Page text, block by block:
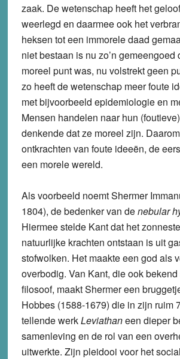
zaak. De wetenschap heeft het
weerlegd en daarmee ook het
heksen tot een immorele daad
niet bestaan is nu zo’n gemeengoed
moreel punt was, nu volstrekt geen
zo heeft de wetenschap meer foute
met bijvoorbeeld epidemiologie en
Mensen handelen naar hun
denkende dat ze moreel zijn.
ontkrachten van foute ideeën, de
een morele wereld.
Als voorbeeld noemt Shermer
1804), de bedenker van denebular
Hiermee stelde Kant dat het
natuurlijke krachten ontstaan is uit
stofwolken. Het maakte een god als
overbodig. Van Kant, die ook
filosoof, maakt Shermer een
Hobbes (1588-1679) die in zijn ruim
tellende werkLeviathaneen dieper
samenleving en de rol van een
uitwerkte. Zijn pleidooi voor het